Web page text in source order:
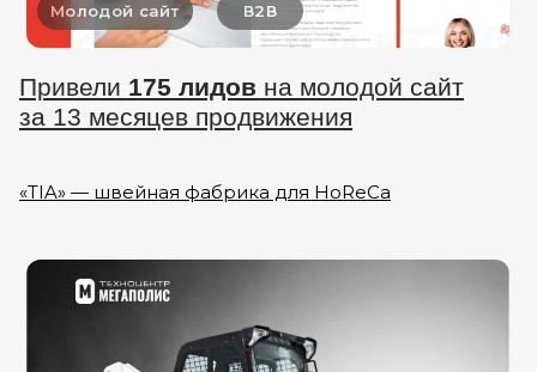
Привели 175 лидов на молодой сайт
за 13 месяцев продвижения
«ТIA» — швейная фабрика для HoReCa
Молодой сайт В2В